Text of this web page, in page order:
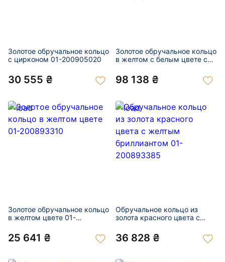
Золотое обручальное кольцо
с цирконом 01-200905020
30 555 ₴
Золотое обручальное кольцо
в желтом с белым цвете с
200905021
98 138 ₴
Золотое обручальное кольцо
в желтом цвете 01-
25 641 ₴
Обручальное кольцо из
золота красного цвета с
200893385
36 828 ₴